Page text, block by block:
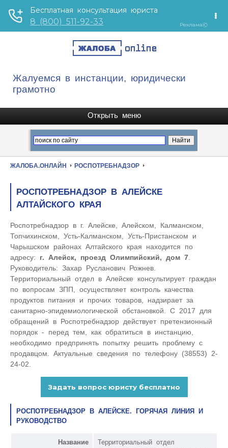
Жалуемся в инстанции, юридически
грамотно
ЖАЛОБА.ОНЛАЙН РОСПОТРЕБНАДЗОР
РОСПОТРЕБНАДЗОР В АЛЕЙСКЕ
АЛТАЙСКОГО КРАЯ
Роспотребнадзор в г. Алейске, Алейском, Калманском,
Топчихинском, Усть-Калманском, Усть-Пристанском и
Чарышском районах Алтайского края находится по
адресу: г. Алейск, проезд Олимпийский, дом 7
Руководитель: Захар Русланович Рожнев.
Территориальный отдел в Алейске консультирует граждан
по вопросам ЗПП, осуществляет контроль качества
продуктов питания и прочих товаров, надзирает за
санитарно-эпидемиологической обстановкой. С 2017 для
обращений в Роспотребнадзор действует претензионный
порядок - перед тем, как обратиться в инстанцию,
необходимо предпринять попытку решить проблему с
продавцом. Актуальные сведения по телефону (38553) 2-
24-02.
РОСПОТРЕБНАДЗОР В АЛЕЙСКЕ. ГОРЯЧАЯ ЛИНИЯ И
РУКОВОДСТВО
Название
Территориальный отдел